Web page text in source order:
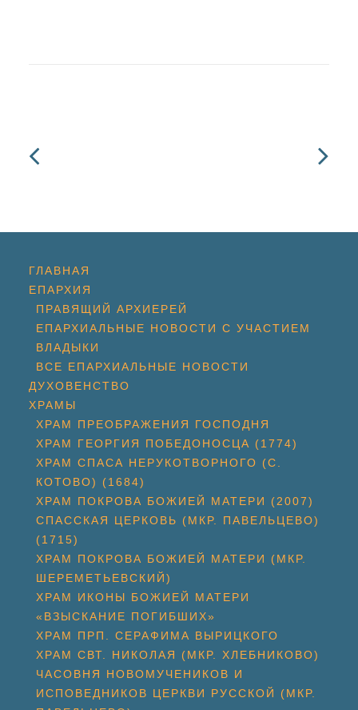
ГЛАВНАЯ
ЕПАРХИЯ
ПРАВЯЩИЙ АРХИЕРЕЙ
ЕПАРХИАЛЬНЫЕ НОВОСТИ С УЧАСТИЕМ
ВЛАДЫКИ
ВСЕ ЕПАРХИАЛЬНЫЕ НОВОСТИ
ДУХОВЕНСТВО
ХРАМЫ
ХРАМ ПРЕОБРАЖЕНИЯ ГОСПОДНЯ
ХРАМ ГЕОРГИЯ ПОБЕДОНОСЦА (1774)
ХРАМ СПАСА НЕРУКОТВОРНОГО (С.
КОТОВО) (1684)
ХРАМ ПОКРОВА БОЖИЕЙ МАТЕРИ (2007)
СПАССКАЯ ЦЕРКОВЬ (МКР. ПАВЕЛЬЦЕВО)
(1715)
ХРАМ ПОКРОВА БОЖИЕЙ МАТЕРИ (МКР.
ШЕРЕМЕТЬЕВСКИЙ)
ХРАМ ИКОНЫ БОЖИЕЙ МАТЕРИ
«ВЗЫСКАНИЕ ПОГИБШИХ»
ХРАМ ПРП. СЕРАФИМА ВЫРИЦКОГО
ХРАМ СВТ. НИКОЛАЯ (МКР. ХЛЕБНИКОВО)
ЧАСОВНЯ НОВОМУЧЕНИКОВ И
ИСПОВЕДНИКОВ ЦЕРКВИ РУССКОЙ (МКР.